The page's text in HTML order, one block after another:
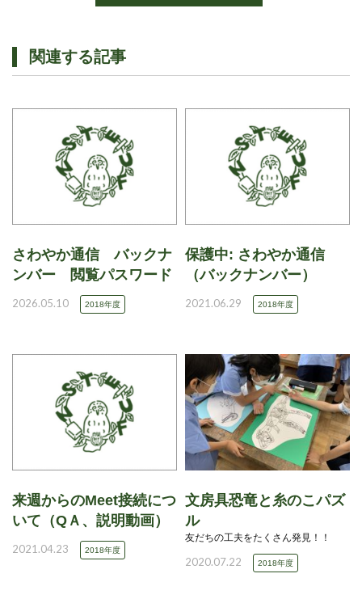
関連する記事
さわやか通信 バックナ
ンバー 閲覧パスワード
2026.05.10 2018年度
保護中: さわやか通信
（バックナンバー）
2021.06.29 2018年度
来週からのMeet接続につ
いて（QＡ、説明動画）
2021.04.23 2018年度
文房具恐竜と糸のこパズ
ル
友だちの工夫をたくさん発見！！
2020.07.22 2018年度